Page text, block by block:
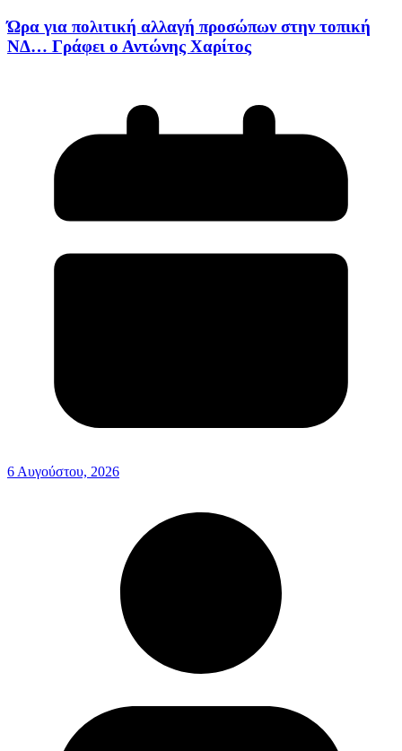
Ώρα για πολιτική αλλαγή προσώπων στην τοπική
ΝΔ… Γράφει ο Αντώνης Χαρίτος
6 Αυγούστου, 2026